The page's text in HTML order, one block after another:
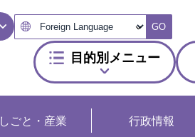
GO
目的別メニュー
しごと・産業 行政情報